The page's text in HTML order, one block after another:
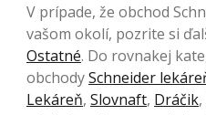
V prípade, že obchod
vašom okolí, pozrite si
Ostatné. Do rovnakej
obchodySchneider
Lekáreň, Slovnaft, Dráčik,